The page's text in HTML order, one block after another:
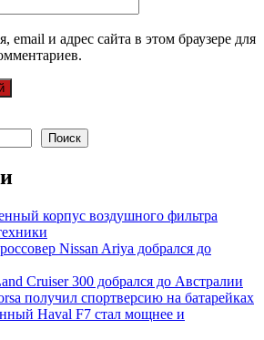
email и адрес сайта в этом браузере для
Поиск
корпус воздушного фильтра
Nissan Ariya добрался до
Cruiser 300 добрался до Австралии
получил спортверсию на батарейках
Haval F7 стал мощнее и